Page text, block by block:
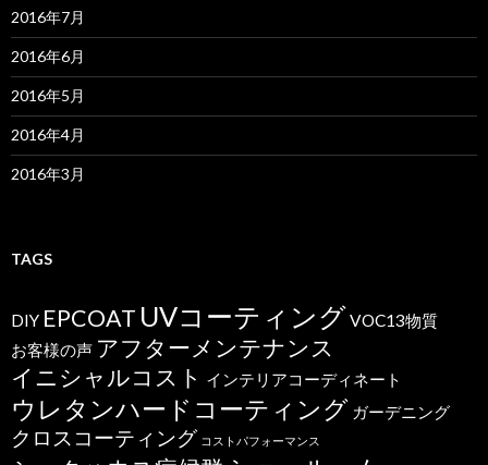
2016年7月
2016年6月
2016年5月
2016年4月
2016年3月
TAGS
DIY EPCOAT UVコーティングVOC13物質
お客様の声 アフターメンテナンス
イニシャルコスト インテリアコーディネート
ウレタンハードコーティング ガーデニング
クロスコーティング コストパフォーマンス